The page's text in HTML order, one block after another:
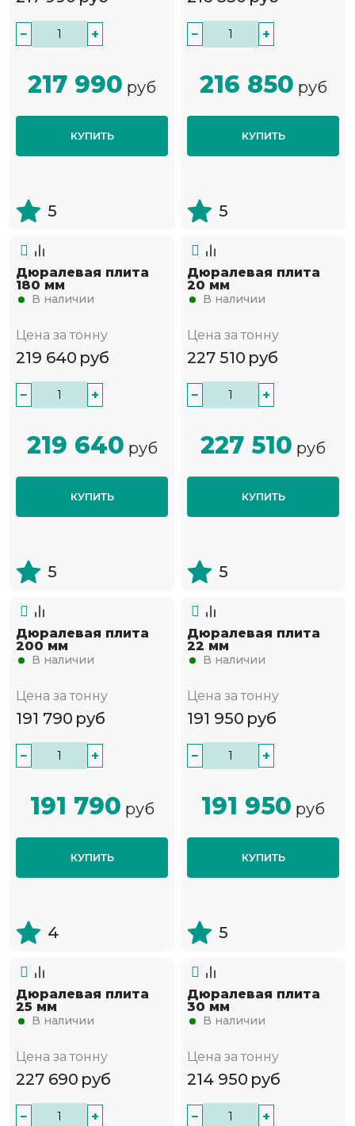
− +
217 990 руб
КУПИТЬ
5
− +
216 850 руб
КУПИТЬ
5
Дюралевая плита
180 мм
В наличии
Цена за тонну
219 640 руб
− +
219 640 руб
КУПИТЬ
5
Дюралевая плита
20 мм
В наличии
Цена за тонну
227 510 руб
− +
227 510 руб
КУПИТЬ
5
Дюралевая плита
200 мм
В наличии
Цена за тонну
191 790 руб
− +
191 790 руб
КУПИТЬ
4
Дюралевая плита
22 мм
В наличии
Цена за тонну
191 950 руб
− +
191 950 руб
КУПИТЬ
5
Дюралевая плита
25 мм
В наличии
Цена за тонну
227 690 руб
− +
Дюралевая плита
30 мм
В наличии
Цена за тонну
214 950 руб
− +